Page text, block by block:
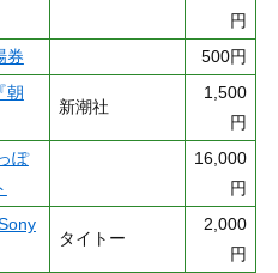
円
券
500円
朝
新潮社
1,500
円
ぽ
16,000
円
タイトー
2,000
円